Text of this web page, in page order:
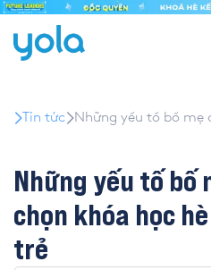
Tin tức Những yếu tố bố mẹ
Những yếu tố bố
chọn khóa học
trẻ